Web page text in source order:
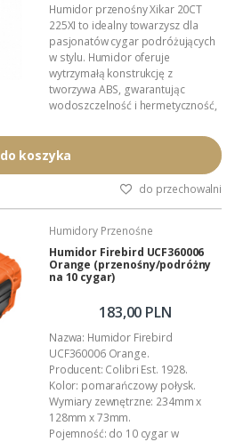
Humidor przenośny Xikar 20CT
225XI to idealny towarzysz dla
pasjonatów cygar podróżujących
w stylu. Humidor oferuje
wytrzymałą konstrukcję z
tworzywa ABS, gwarantując
wodoszczelność i hermetyczność,
20 cygar. Dzięki czterem
poziomym tackom z gęstej pianki
poliuretanowej, każde cygaro jest
doskonale chronione, a
podczas podróży. Ponadto
humidor...
do koszyka
do przechowalni
Humidory Przenośne
Humidor Firebird UCF360006
Orange (przenośny/podróżny
na 10 cygar)
183,00 PLN
Nazwa: Humidor Firebird
UCF360006 Orange.
Producent: Colibri Est. 1928.
Kolor: pomarańczowy połysk.
Wymiary zewnętrzne: 234mm x
128mm x 73mm.
Pojemność: do 10 cygar w